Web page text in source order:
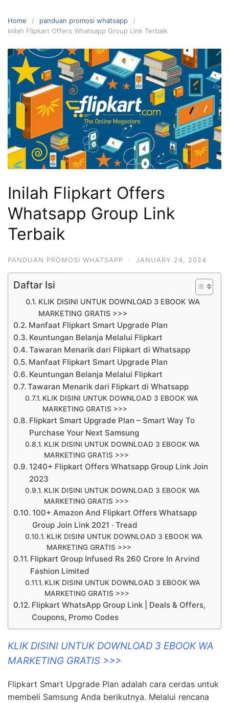
Home
panduan promosi whatsapp
Inilah Flipkart Offers Whatsapp Group Link Terbaik
Inilah Flipkart Offers
Whatsapp Group Link
Terbaik
PANDUAN PROMOSI WHATSAPP · JANUARY 24, 2024
Daftar Isi
KLIK DISINI UNTUK DOWNLOAD 3 EBOOK WA
MARKETING GRATIS >>>
Manfaat Flipkart Smart Upgrade Plan
Keuntungan Belanja Melalui Flipkart
Tawaran Menarik dari Flipkart di Whatsapp
Manfaat Flipkart Smart Upgrade Plan
Keuntungan Belanja Melalui Flipkart
Tawaran Menarik dari Flipkart di Whatsapp
KLIK DISINI UNTUK DOWNLOAD 3 EBOOK WA
MARKETING GRATIS >>>
Flipkart Smart Upgrade Plan – Smart Way To
Purchase Your Next Samsung
KLIK DISINI UNTUK DOWNLOAD 3 EBOOK WA
MARKETING GRATIS >>>
1240+ Flipkart Offers Whatsapp Group Link Join
2023
KLIK DISINI UNTUK DOWNLOAD 3 EBOOK WA
MARKETING GRATIS >>>
100+ Amazon And Flipkart Offers Whatsapp
Group Join Link 2021 · Tread
KLIK DISINI UNTUK DOWNLOAD 3 EBOOK WA
MARKETING GRATIS >>>
Flipkart Group Infused Rs 260 Crore In Arvind
Fashion Limited
KLIK DISINI UNTUK DOWNLOAD 3 EBOOK WA
MARKETING GRATIS >>>
Flipkart WhatsApp Group Link | Deals & Offers,
Coupons, Promo Codes
KLIK DISINI UNTUK DOWNLOAD 3 EBOOK WA
MARKETING GRATIS >>>
Flipkart Smart Upgrade Plan adalah cara cerdas untuk
membeli Samsung Anda berikutnya. Melalui rencana